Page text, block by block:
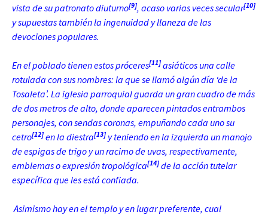
vista de su patronato diuturno[9], acaso varias veces secular[10]
y supuestas también la ingenuidad y llaneza de las
devociones populares.
En el poblado tienen estos próceres[11] asiáticos una calle
rotulada con sus nombres: la que se llamó algún día ‘de la
Tosaleta’. La iglesia parroquial guarda un gran cuadro de más
de dos metros de alto, donde aparecen pintados entrambos
personajes, con sendas coronas, empuñando cada uno su
cetro[12] en la diestra[13] y teniendo en la izquierda un manojo
de espigas de trigo y un racimo de uvas, respectivamente,
emblemas o expresión tropológica[14] de la acción tutelar
específica que les está confiada.
Asimismo hay en el templo y en lugar preferente, cual